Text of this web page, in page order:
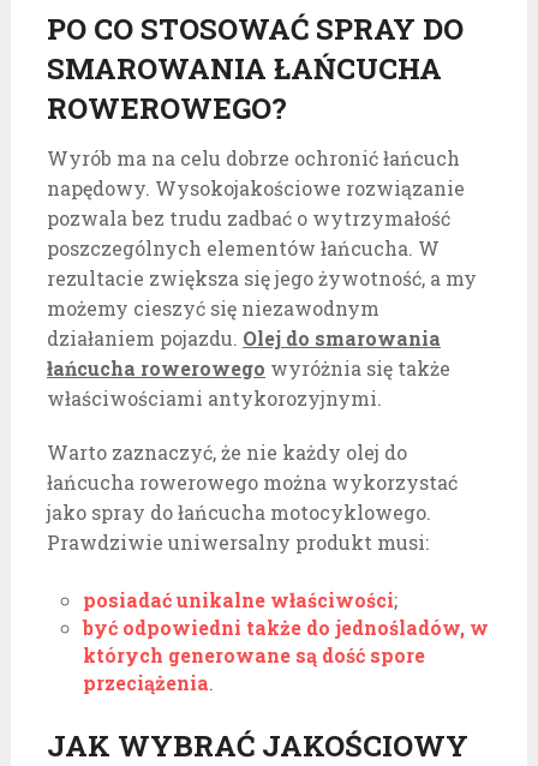
PO CO STOSOWAĆ SPRAY DO
SMAROWANIA ŁAŃCUCHA
ROWEROWEGO?
Wyrób ma na celu dobrze ochronić łańcuch
napędowy. Wysokojakościowe rozwiązanie
pozwala bez trudu zadbać o wytrzymałość
poszczególnych elementów łańcucha. W
rezultacie zwiększa się jego żywotność, a my
możemy cieszyć się niezawodnym
działaniem pojazdu. Olej do smarowania
łańcucha rowerowego wyróżnia się także
właściwościami antykorozyjnymi.
Warto zaznaczyć, że nie każdy olej do
łańcucha rowerowego można wykorzystać
jako spray do łańcucha motocyklowego.
Prawdziwie uniwersalny produkt musi:
posiadać unikalne właściwości;
być odpowiedni także do jednośladów, w
których generowane są dość spore
przeciążenia.
JAK WYBRAĆ JAKOŚCIOWY